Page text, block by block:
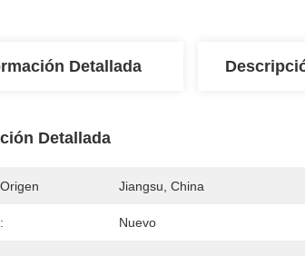
Detallada
Detallada
Jiangsu, China
Nuevo